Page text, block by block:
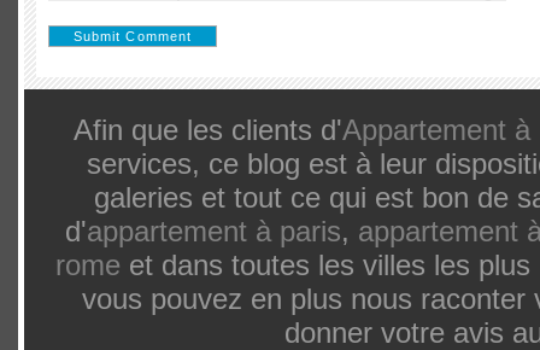
Afin que les clients d'Appartement à
services, ce blog est à leur
galeries et tout ce qui est bon de
d'appartement à paris, appartement
rome et dans toutes les villes les
vous pouvez en plus nous
donner votre avis